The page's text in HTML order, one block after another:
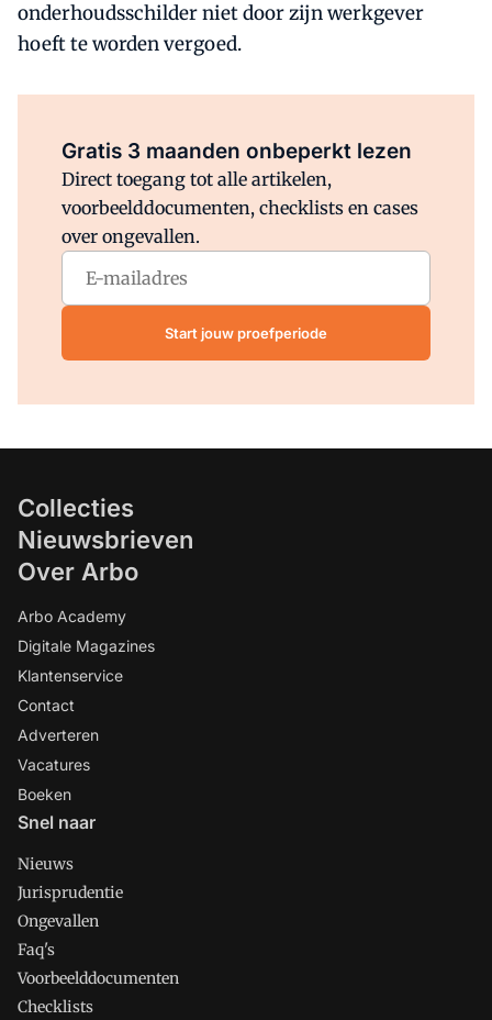
onderhoudsschilder niet door zijn werkgever
hoeft te worden vergoed.
Gratis 3 maanden onbeperkt lezen
Direct toegang tot alle artikelen,
voorbeelddocumenten, checklists en cases
over ongevallen.
Start jouw proefperiode
Collecties
Nieuwsbrieven
Over Arbo
Arbo Academy
Digitale Magazines
Klantenservice
Contact
Adverteren
Vacatures
Boeken
Snel naar
Nieuws
Jurisprudentie
Ongevallen
Faq's
Voorbeelddocumenten
Checklists